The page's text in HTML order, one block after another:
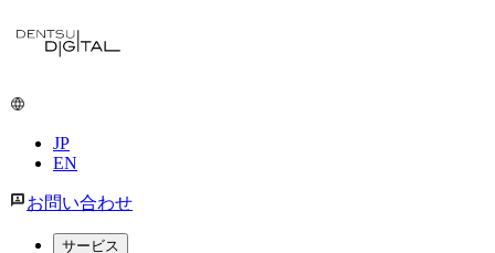
JP
EN
お問い合わせ
サービス